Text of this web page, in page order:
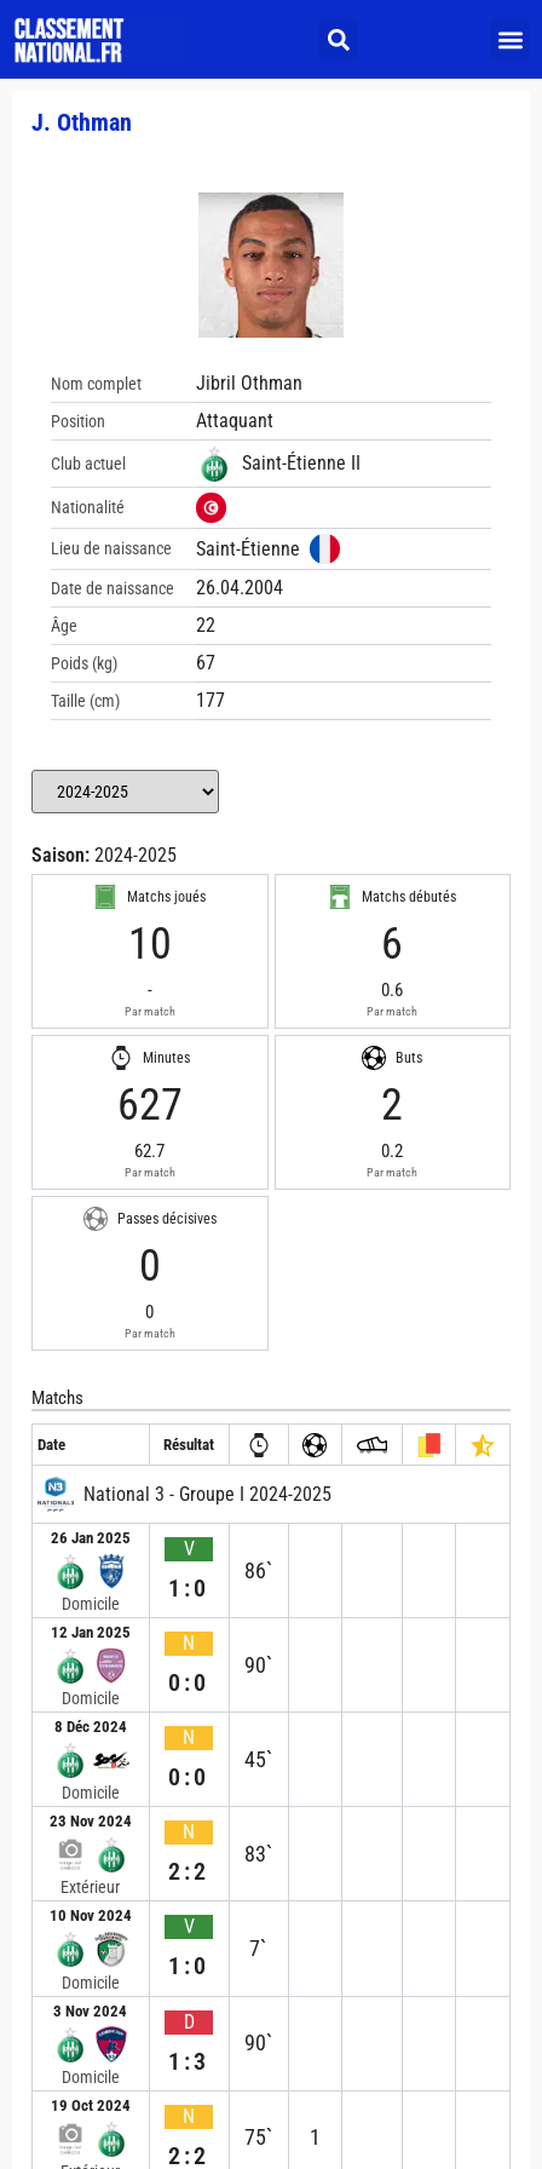
J. Othman
Nom complet Jibril Othman
Position Attaquant
Club actuel Saint-Étienne II
Nationalité
Lieu de naissance Saint-Étienne
Date de naissance 26.04.2004
Âge 22
Poids (kg) 67
Taille (cm) 177
Saison: 2024-2025
Matchs joués
10
-
Par match
Matchs débutés
6
0.6
Par match
Minutes
627
62.7
Par match
Buts
2
0.2
Par match
Passes décisives
0
0
Par match
Matchs
Date Résultat
National 3 - Groupe I 2024-2025
26 Jan 2025
Domicile
V
1:0
86`
12 Jan 2025
Domicile
N
0:0
90`
8 Déc 2024
Domicile
N
0:0
45`
23 Nov 2024
Extérieur
N
2:2
83`
10 Nov 2024
Domicile
V
1:0
7`
3 Nov 2024
Domicile
D
1:3
90`
19 Oct 2024 N
2:2
75` 1